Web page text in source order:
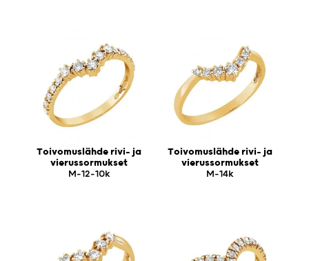
Toivomuslähde rivi- ja
vierussormukset
M-12-10k
Toivomuslähde rivi- ja
vierussormukset
M-14k